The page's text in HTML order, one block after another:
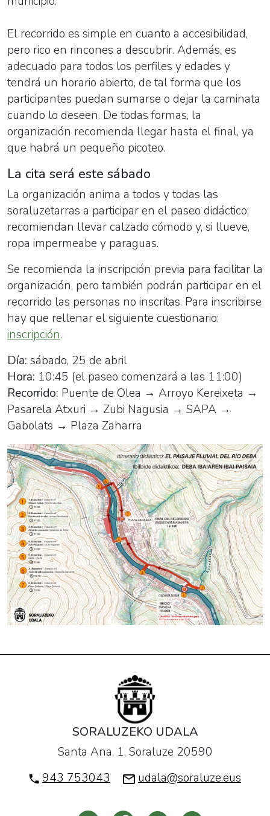
El recorrido es simple en cuanto a accesibilidad,
pero rico en rincones a descubrir. Además, es
adecuado para todos los perfiles y edades y
tendrá un horario abierto, de tal forma que los
participantes puedan sumarse o dejar la caminata
cuando lo deseen. De todas formas, la
organización recomienda llegar hasta el final, ya
que habrá un pequeño picoteo.
La cita será este sábado
La organización anima a todos y todas las
soraluzetarras a participar en el paseo didáctico;
recomiendan llevar calzado cómodo y, si llueve,
ropa impermeabe y paraguas.
Se recomienda la inscripción previa para facilitar la
organización, pero también podrán participar en el
recorrido las personas no inscritas. Para inscribirse
hay que rellenar el siguiente cuestionario:
inscripción.
Día: sábado, 25 de abril
Hora: 10:45 (el paseo comenzará a las 11:00)
Recorrido: Puente de Olea → Arroyo Kereixeta →
Pasarela Atxuri → Zubi Nagusia → SAPA →
Gabolats → Plaza Zaharra
SORALUZEKO UDALA
Santa Ana, 1. Soraluze 20590
943 753043
udala@soraluze.eus